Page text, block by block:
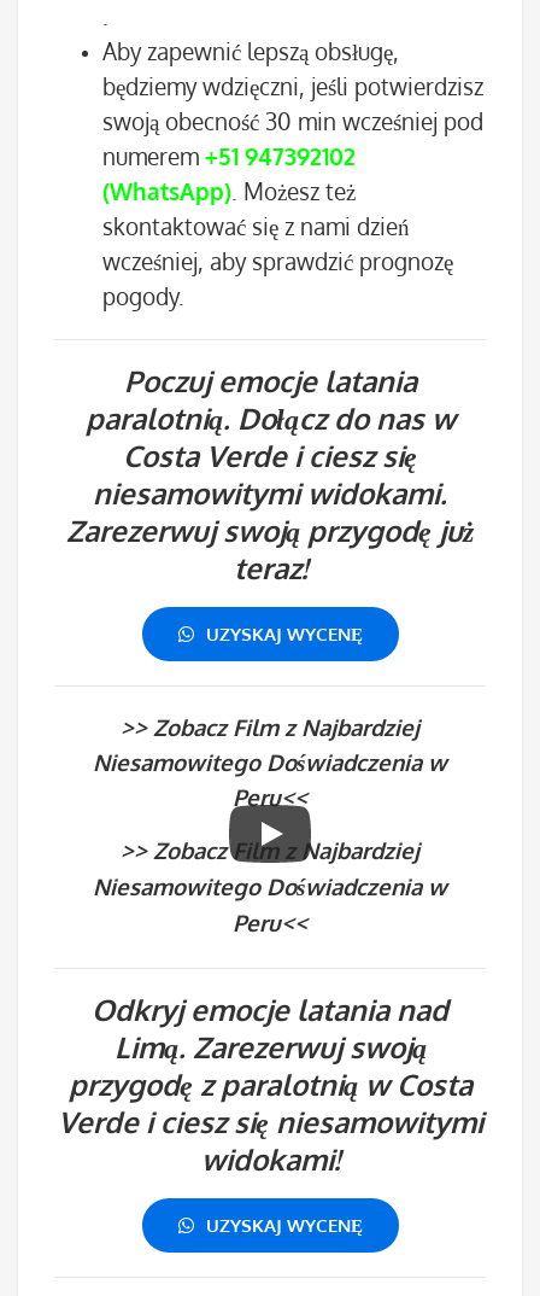
Aby zapewnić lepszą obsługę,
będziemy wdzięczni, jeśli potwierdzisz
swoją obecność 30 min wcześniej pod
numerem +51 947392102
(WhatsApp) . Możesz też
skontaktować się z nami dzień
wcześniej, aby sprawdzić prognozę
pogody.
Poczuj emocje latania
paralotnią. Dołącz do nas w
Costa Verde i ciesz się
niesamowitymi widokami.
Zarezerwuj swoją przygodę już
teraz!
UZYSKAJ WYCENĘ
>> Zobacz Film z Najbardziej
Niesamowitego Doświadczenia w
Peru<<
>> Zobacz Film z Najbardziej
Niesamowitego Doświadczenia w
Peru<<
Odkryj emocje latania nad
Limą. Zarezerwuj swoją
przygodę z paralotnią w Costa
Verde i ciesz się niesamowitymi
widokami!
UZYSKAJ WYCENĘ